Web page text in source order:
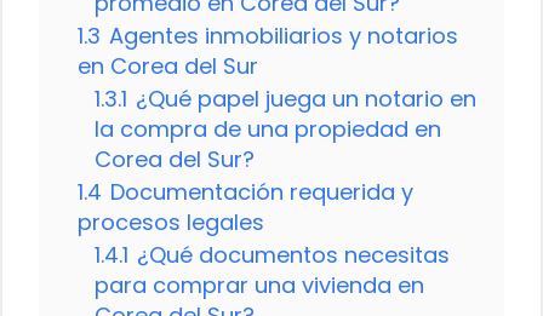
1.3 Agentes inmobiliarios y notarios
en Corea del Sur
1.3.1 ¿Qué papel juega un notario en
la compra de una propiedad en
Corea del Sur?
1.4 Documentación requerida y
procesos legales
1.4.1 ¿Qué documentos necesitas
para comprar una vivienda en